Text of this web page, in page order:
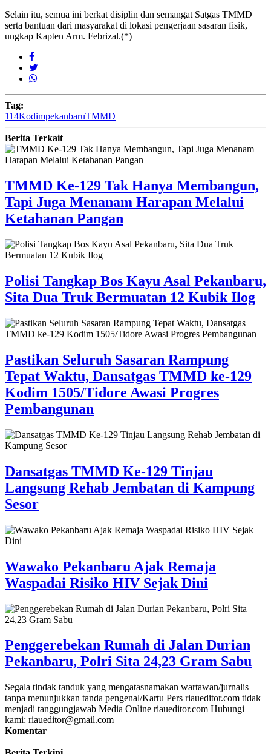
Selain itu, semua ini berkat disiplin dan semangat Satgas TMMD
serta bantuan dari masyarakat di lokasi pengerjaan sasaran fisik,
ungkap Kapten Arm. Febrizal.(*)
Tag:
114KodimpekanbaruTMMD
Berita Terkait
TMMD Ke-129 Tak Hanya Membangun,
Tapi Juga Menanam Harapan Melalui
Ketahanan Pangan
Polisi Tangkap Bos Kayu Asal Pekanbaru,
Sita Dua Truk Bermuatan 12 Kubik Ilog
Pastikan Seluruh Sasaran Rampung
Tepat Waktu, Dansatgas TMMD ke-129
Kodim 1505/Tidore Awasi Progres
Pembangunan
Dansatgas TMMD Ke-129 Tinjau
Langsung Rehab Jembatan di Kampung
Sesor
Wawako Pekanbaru Ajak Remaja
Waspadai Risiko HIV Sejak Dini
Penggerebekan Rumah di Jalan Durian
Pekanbaru, Polri Sita 24,23 Gram Sabu
Segala tindak tanduk yang mengatasnamakan wartawan/jurnalis
tanpa menunjukkan tanda pengenal/Kartu Pers riaueditor.com tidak
menjadi tanggungjawab Media Online riaueditor.com Hubungi
kami: riaueditor@gmail.com
Komentar